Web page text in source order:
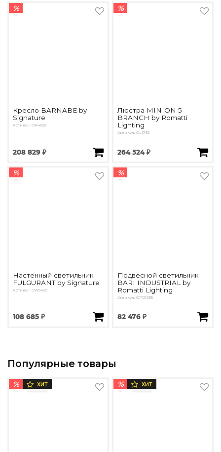
%
Кресло BARNABE by
Signature
Артикул: OK4328
208 829 ₽
%
Люстра MINION 5
BRANCH by Romatti
Lighting
Артикул: OL1732
264 524 ₽
%
Настенный светильник
FULGURANT by Signature
Артикул: OW5422
108 685 ₽
%
Подвесной светильник
BARI INDUSTRIAL by
Romatti Lighting
Артикул: OPD1035
82 476 ₽
Популярные товары
% ХИТ % ХИТ